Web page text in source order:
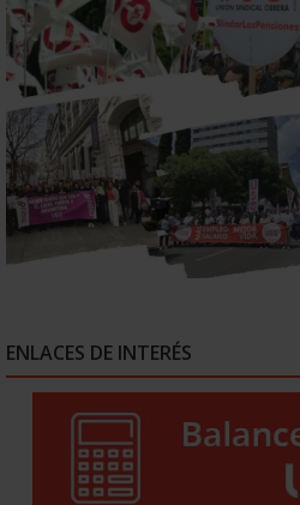
ENLACES DE INTERÉS